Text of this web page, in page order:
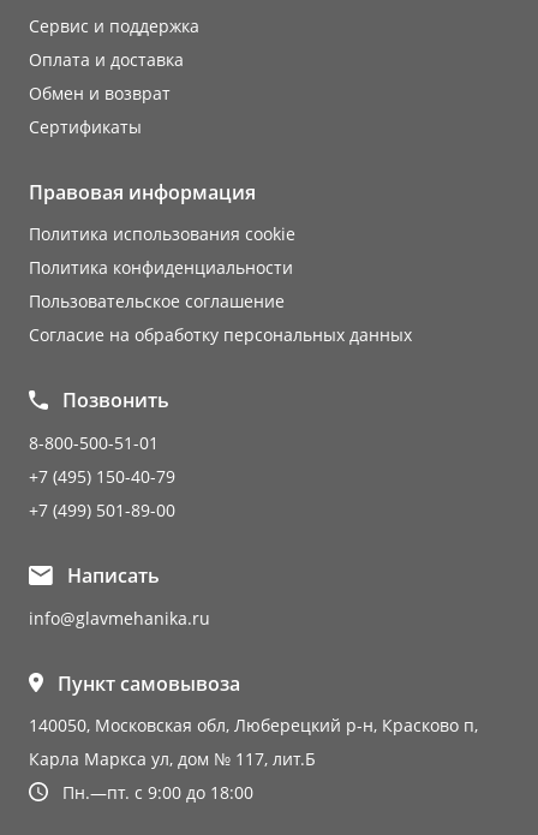
Сервис и поддержка
Оплата и доставка
Обмен и возврат
Сертификаты
Правовая информация
Политика использования cookie
Политика конфиденциальности
Пользовательское соглашение
Согласие на обработку персональных данных
Позвонить
8-800-500-51-01
+7 (495) 150-40-79
+7 (499) 501-89-00
Написать
info@glavmehanika.ru
Пункт самовывоза
140050, Московская обл, Люберецкий р-н, Красково п,
Карла Маркса ул, дом № 117, лит.Б
Пн.—пт. с 9:00 до 18:00